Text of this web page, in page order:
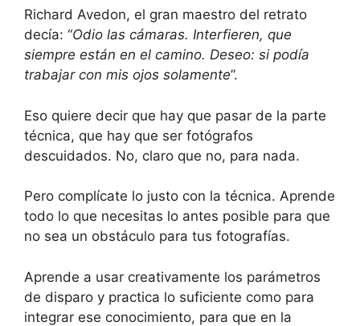
Richard Avedon, el gran maestro del retrato
decía: “Odio las cámaras. Interfieren, que
siempre están en el camino. Deseo: si podía
trabajar con mis ojos solamente”.
Eso quiere decir que hay que pasar de la parte
técnica, que hay que ser fotógrafos
descuidados. No, claro que no, para nada.
Pero complícate lo justo con la técnica. Aprende
todo lo que necesitas lo antes posible para que
no sea un obstáculo para tus fotografías.
Aprende a usar creativamente los parámetros
de disparo y practica lo suficiente como para
integrar ese conocimiento, para que en la